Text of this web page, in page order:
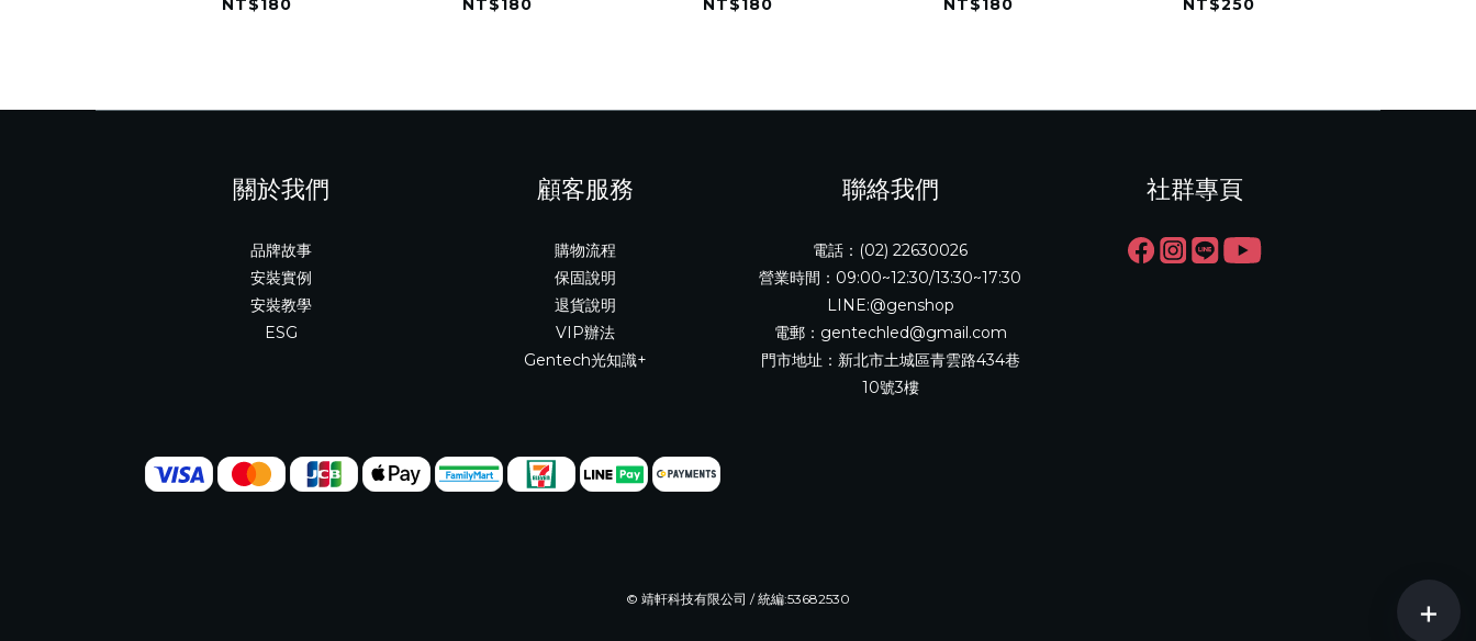
NT$180 NT$180 NT$180 NT$180 NT$250
關於我們
品牌故事
安裝實例
安裝教學
ESG
顧客服務
購物流程
保固說明
退貨說明
VIP辦法
Gentech光知識+
聯絡我們
電話：(02) 22630026
營業時間：09:00~12:30/13:30~17:30
LINE:@genshop
電郵：gentechled@gmail.com
門市地址：新北市土城區青雲路434巷
10號3樓
社群專頁
© 靖軒科技有限公司 / 統編:53682530 +